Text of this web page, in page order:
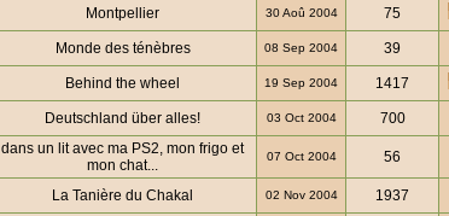
Montpellier 30 Aoû 2004 75
Monde des ténèbres 08 Sep 2004 39
Behind the wheel 19 Sep 2004 1417
Deutschland über alles! 03 Oct 2004 700
dans un lit avec ma PS2, mon frigo et
mon chat...
07 Oct 2004 56
La Tanière du Chakal 02 Nov 2004 1937